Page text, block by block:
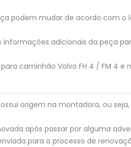
podem mudar de acordo com o
adicionais da peça
caminhão Volvo FH 4 / FM 4 e
origem na montadora, ou
após passar por alguma
para o processo de